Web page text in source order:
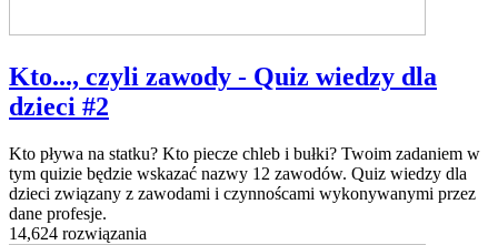
Kto..., czyli zawody - Quiz wiedzy dla
dzieci #2
Kto pływa na statku? Kto piecze chleb i bułki? Twoim zadaniem w
tym quizie będzie wskazać nazwy 12 zawodów. Quiz wiedzy dla
dzieci związany z zawodami i czynnoścami wykonywanymi przez
dane profesje.
14,624 rozwiązania